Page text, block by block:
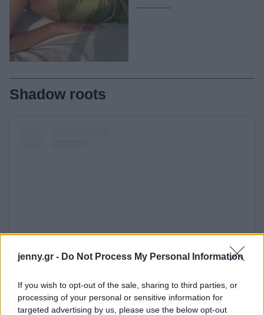
jenny.gr - Do Not Process My Personal Information
If you wish to opt-out of the sale, sharing to third parties, or
processing of your personal or sensitive information for
targeted advertising by us, please use the below opt-out
Shadow roots
View this post on Instagram